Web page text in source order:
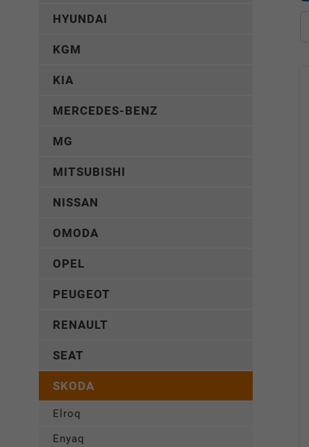
HYUNDAI
KGM
KIA
MERCEDES-BENZ
MG
MITSUBISHI
NISSAN
OMODA
OPEL
PEUGEOT
RENAULT
SEAT
SKODA
Elroq
Enyaq